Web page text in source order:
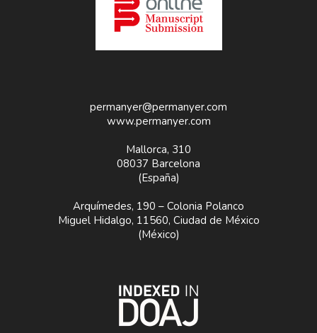
permanyer@permanyer.com
www.permanyer.com
Mallorca, 310
08037 Barcelona
(España)
Arquímedes, 190 – Colonia Polanco
Miguel Hidalgo, 11560, Ciudad de México
(México)